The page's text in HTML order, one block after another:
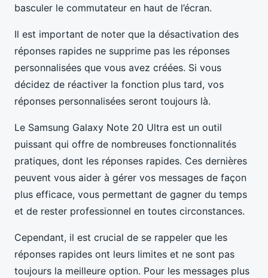
basculer le commutateur en haut de l’écran.
Il est important de noter que la désactivation des
réponses rapides ne supprime pas les réponses
personnalisées que vous avez créées. Si vous
décidez de réactiver la fonction plus tard, vos
réponses personnalisées seront toujours là.
Le Samsung Galaxy Note 20 Ultra est un outil
puissant qui offre de nombreuses fonctionnalités
pratiques, dont les réponses rapides. Ces dernières
peuvent vous aider à gérer vos messages de façon
plus efficace, vous permettant de gagner du temps
et de rester professionnel en toutes circonstances.
Cependant, il est crucial de se rappeler que les
réponses rapides ont leurs limites et ne sont pas
toujours la meilleure option. Pour les messages plus